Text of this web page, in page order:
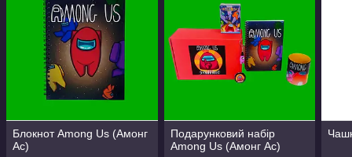
Блокнот Among Us (Амонг
Ас)
Подарунковий набір
Among Us (Амонг Ас)